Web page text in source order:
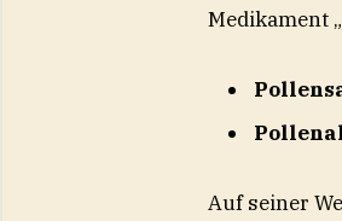
Medikament
Auf seiner